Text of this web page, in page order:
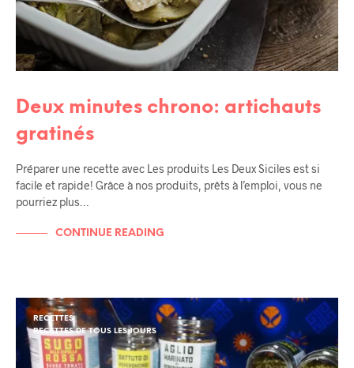
Deux minutes chrono: artichauts
gratinés
Préparer une recette avec Les produits Les Deux Siciles est si
facile et rapide! Grâce à nos produits, prêts à l’emploi, vous ne
pourriez plus…
CONTINUE READING
RECETTES
RECETTES DE TOUS LES JOURS